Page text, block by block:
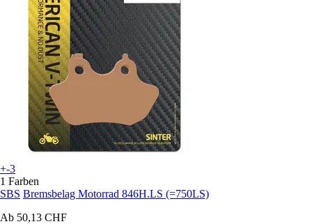
+-3
1 Farben
SBS Bremsbelag Motorrad 846H.LS (=750LS)
Ab 50,13 CHF